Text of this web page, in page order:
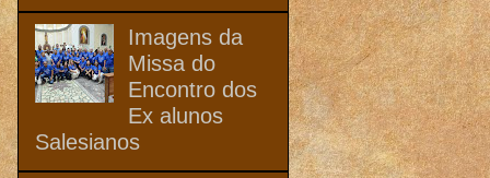
Imagens da
Missa do
Encontro dos
Ex alunos
Salesianos